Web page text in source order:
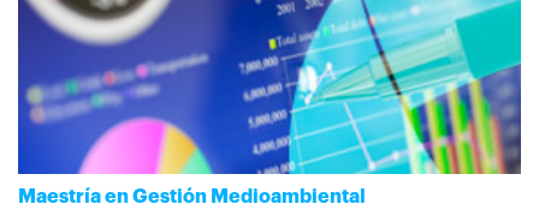
Maestría en Gestión Medioambiental